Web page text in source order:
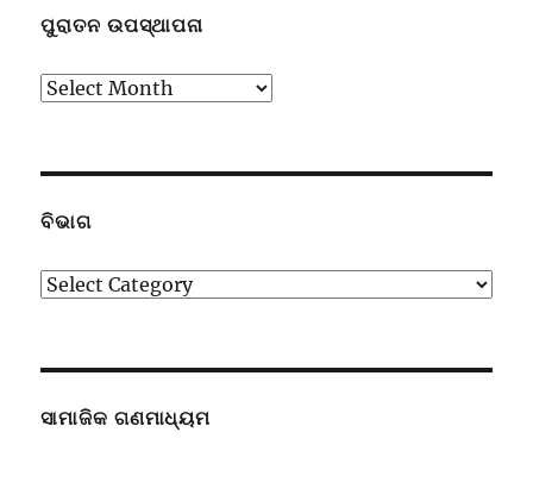
ପୁରାତନ ଉପସ୍ଥାପନା
ପୁରାତନ
ବିଭାଗ
ବିଭାଗ
ସାମାଜିକ ଗଣମାଧ୍ୟମ